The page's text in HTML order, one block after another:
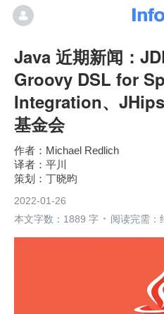
Java 近期新闻：
Groovy DSL for
Integration、
基金会
Michael Redlich
平川
丁晓昀
2022-01-26
本文字数：1889 字
阅读完需：